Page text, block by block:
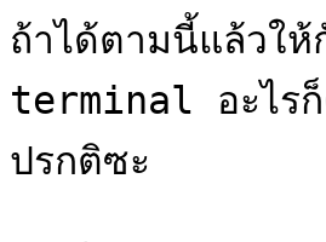
ถ้าได้ตามนี้แล้วใ
terminal อะไร
ปรกติซะ